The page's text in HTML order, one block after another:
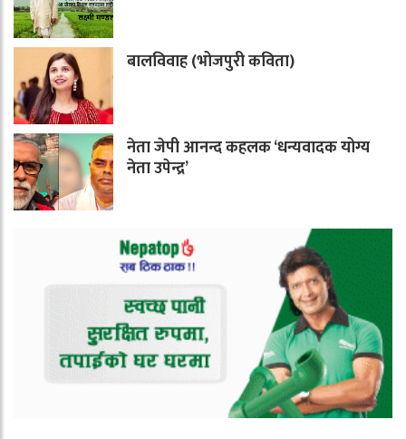
बालविवाह (भोजपुरी कविता)
नेता जेपी आनन्द कहलक ‘धन्यवादक योग्य
नेता उपेन्द्र’